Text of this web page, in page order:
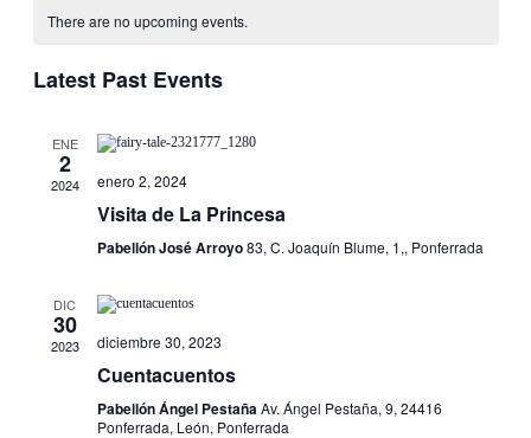
There are no upcoming events.
Latest Past Events
ENE
2
2024 enero 2, 2024
Visita de La Princesa
Pabellón José Arroyo83, C. Joaquín Blume, 1,, Ponferrada
DIC
30
2023 diciembre 30, 2023
Cuentacuentos
Pabellón Ángel PestañaAv. Ángel Pestaña, 9, 24416
Ponferrada, León, Ponferrada